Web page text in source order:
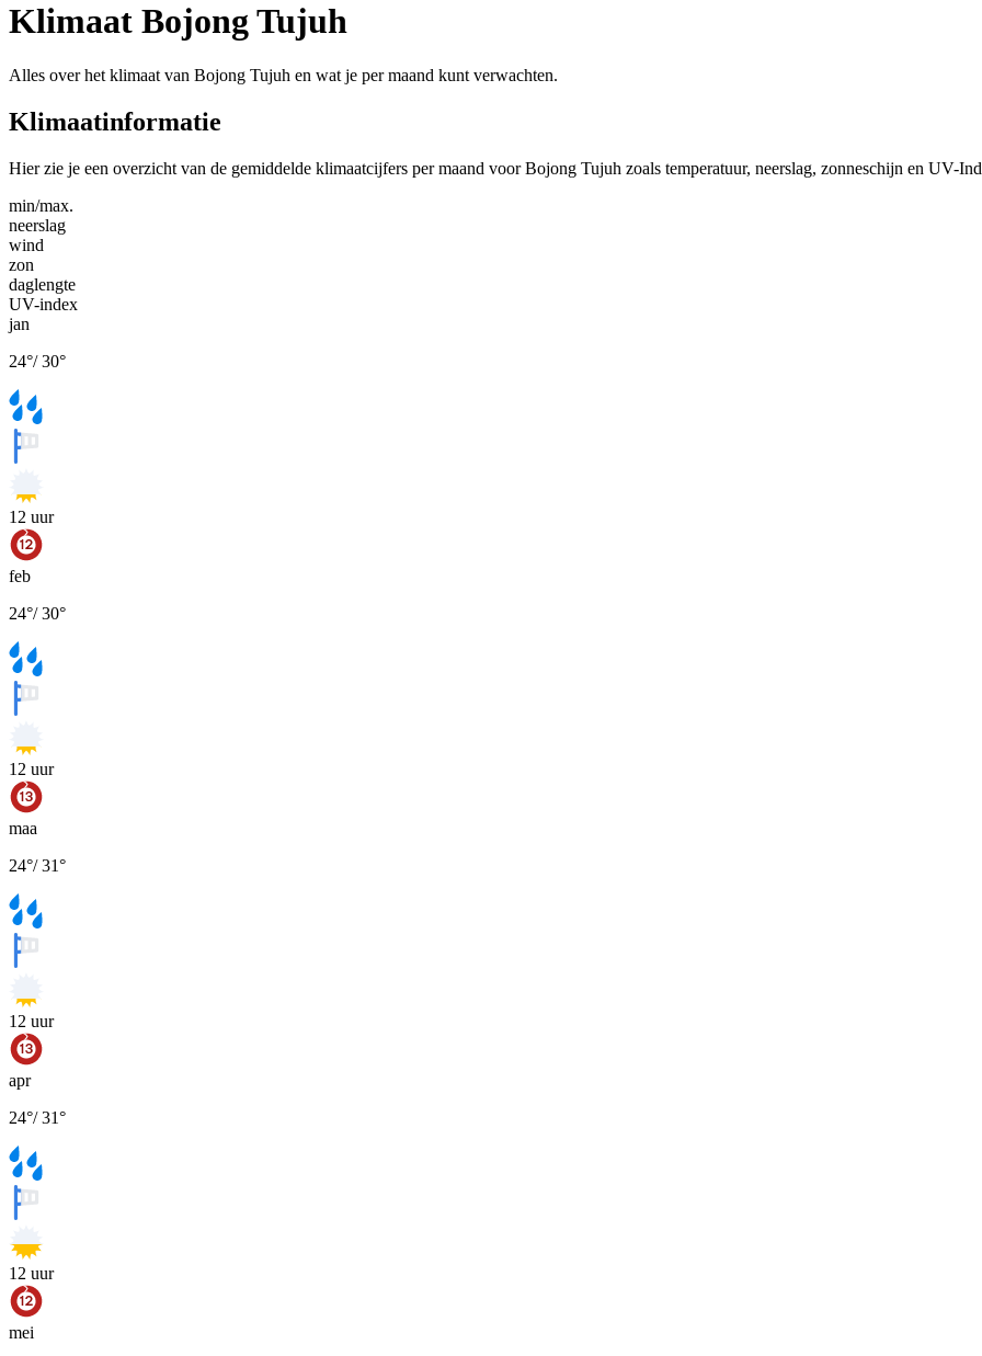
Klimaat Bojong Tujuh
Alles over het klimaat van Bojong Tujuh en wat je per maand kunt verwachten.
Klimaatinformatie
Hier zie je een overzicht van de gemiddelde klimaatcijfers per maand voor Bojong Tujuh zoals temperatuur, neerslag, zonneschijn en UV-
min/max.
neerslag
wind
zon
daglengte
UV-index
jan
24°/30°
12 uur
feb
24°/30°
12 uur
maa
24°/31°
12 uur
apr
24°/31°
12 uur
mei